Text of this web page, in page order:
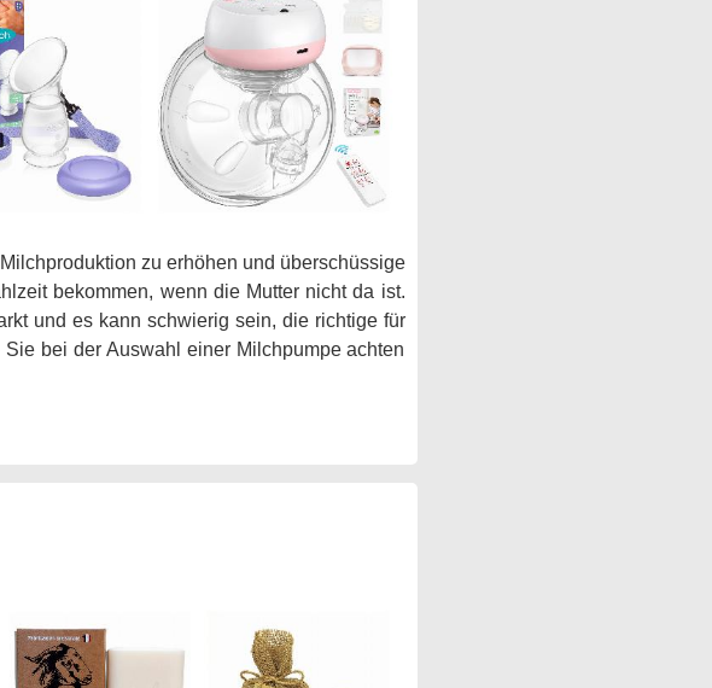
zu erhöhen und überschüssige
bekommen, wenn die Mutter nicht da ist.
und es kann schwierig sein, die richtige für
bei der Auswahl einer Milchpumpe achten